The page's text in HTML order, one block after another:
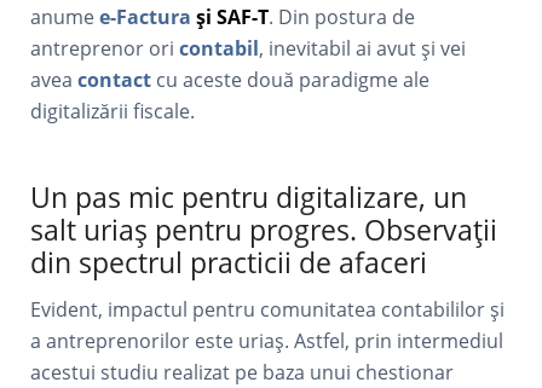
anumee-Factura și SAF-T. Din postura de
antreprenor oricontabil, inevitabil ai avut și vei
aveacontact cu aceste două paradigme ale
digitalizării fiscale.
Un pas mic pentru digitalizare, un
salt uriaș pentru progres. Observații
din spectrul practicii de afaceri
Evident, impactul pentru comunitatea contabililor și
a antreprenorilor este uriaș. Astfel, prin intermediul
acestui studiu realizat pe baza unui chestionar